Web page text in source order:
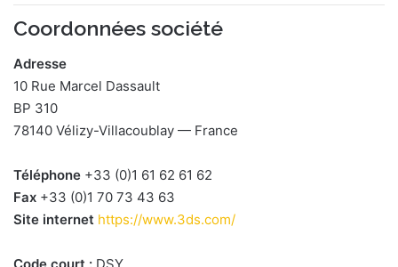
Coordonnées société
Adresse
10 Rue Marcel Dassault
BP 310
78140 Vélizy-Villacoublay — France
Téléphone +33 (0)1 61 62 61 62
Fax +33 (0)1 70 73 43 63
Site internet https://www.3ds.com/